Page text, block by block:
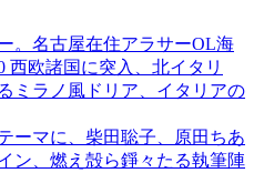
。名古屋在住アラサーOL海
西欧諸国に突入、北イタリ
ミラノ風ドリア、イタリアの
ーマに、柴田聡子、原田ちあ
ン、燃え殻ら錚々たる執筆陣